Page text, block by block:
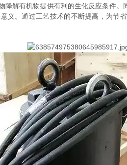
解有机物提供有利的生化反应条件
义。通过工艺技术的不断提高，为